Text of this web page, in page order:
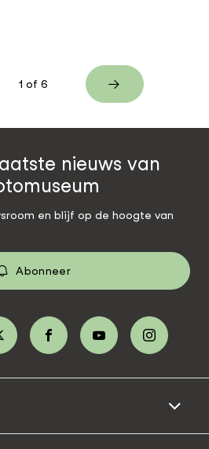
1 of 6
nieuws van
en blijf op de hoogte van
Abonneer